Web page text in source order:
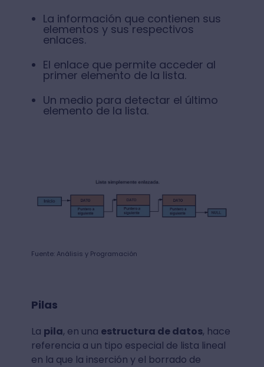
La información que contienen sus
elementos y sus respectivos
enlaces.
El enlace que permite acceder al
primer elemento de la lista.
Un medio para detectar el último
elemento de la lista.
Fuente: Análisis y Programación
Pilas
La pila, en una estructura de datos, hace
referencia a un tipo especial de lista lineal
en la que la inserción y el borrado de